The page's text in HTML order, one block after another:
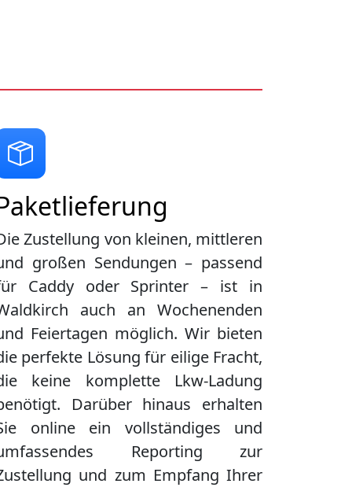
Zustellung von kleinen, mittleren
großen Sendungen – passend
Caddy oder Sprinter – ist in
auch an Wochenenden
Feiertagen möglich. Wir bieten
perfekte Lösung für eilige Fracht,
keine komplette Lkw-Ladung
Darüber hinaus erhalten
online ein vollständiges und
Reporting zur
und zum Empfang Ihrer